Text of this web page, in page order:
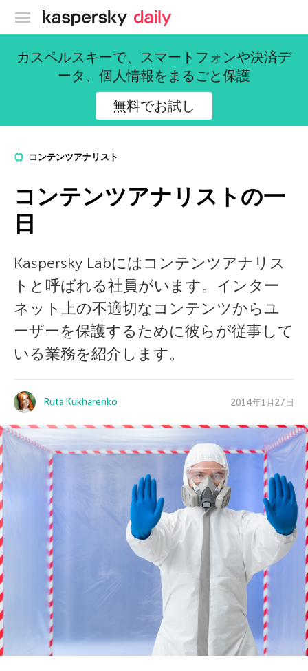
カスペルスキー公式ブログ
カスペルスキーで、スマートフォンや決済デ
ータ、個人情報をまるごと保護
無料でお試し
コンテンツアナリスト
コンテンツアナリストの一
日
Kaspersky Labにはコンテンツアナリス
トと呼ばれる社員がいます。インター
ネット上の不適切なコンテンツからユ
ーザーを保護するために彼らが従事して
いる業務を紹介します。
Ruta Kukharenko 2014年1月27日